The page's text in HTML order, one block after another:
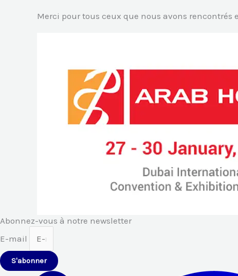
Merci pour tous ceux que nous avons
Abonnez-vous à notre newsletter
E-mail
S'abonner